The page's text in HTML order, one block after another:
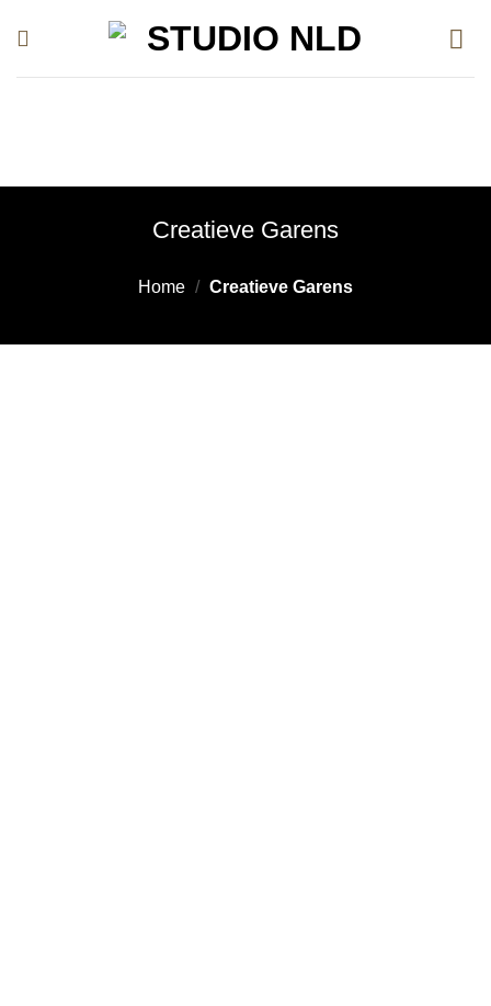
Creatieve Garens
Home / Creatieve Garens